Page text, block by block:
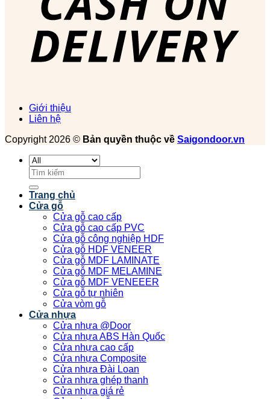
Giới thiệu
Liên hệ
Copyright 2026 © Bản quyền thuộc về Saigondoor.vn
Tìm
kiếm:
Trang chủ
Cửa gỗ
Cửa gỗ cao cấp
Cửa gỗ cao cấp PVC
Cửa gỗ công nghiệp HDF
Cửa gỗ HDF VENEER
Cửa gỗ MDF LAMINATE
Cửa gỗ MDF MELAMINE
Cửa gỗ MDF VENEEER
Cửa gỗ tự nhiên
Cửa vòm gỗ
Cửa nhựa
Cửa nhựa @Door
Cửa nhựa ABS Hàn Quốc
Cửa nhựa cao cấp
Cửa nhựa Composite
Cửa nhựa Đài Loan
Cửa nhựa ghép thanh
Cửa nhựa giá rẻ